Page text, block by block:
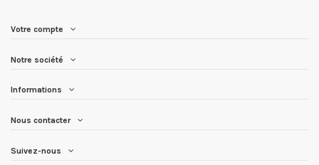
Votre compte
Notre société
Informations
Nous contacter
Suivez-nous